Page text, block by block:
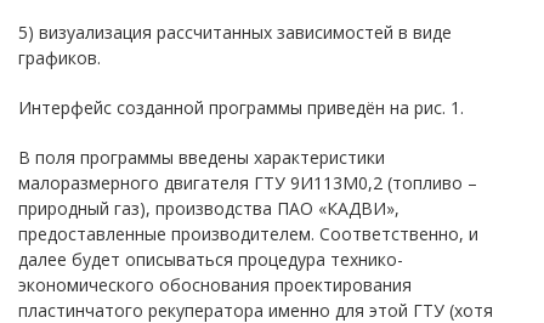
5) визуализация рассчитанных зависимостей в виде
графиков.
Интерфейс созданной программы приведён на рис. 1.
В поля программы введены характеристики
малоразмерного двигателя ГТУ 9И113М0,2 (топливо –
природный газ), производства ПАО «КАДВИ»,
предоставленные производителем. Соответственно, и
далее будет описываться процедура технико-
экономического обоснования проектирования
пластинчатого рекуператора именно для этой ГТУ (хотя